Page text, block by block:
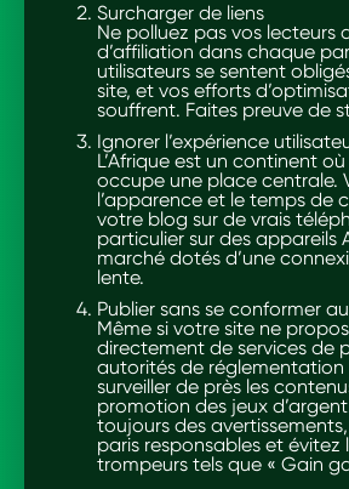
Surcharger de liens
Ne polluez pas vos lecteurs
d’affiliation dans chaque
utilisateurs se sentent
site, et vos efforts
souffrent. Faites preuve de
Ignorer l’expérience
L’Afrique est un continent
occupe une place centrale.
l’apparence et le temps de
votre blog sur de vrais
particulier sur des appareils
marché dotés d’une
lente.
Publier sans se conformer
Même si votre site ne
directement de services de
autorités de réglementation
surveiller de près les
promotion des jeux
toujours des
paris responsables et évitez
trompeurs tels que « Gain